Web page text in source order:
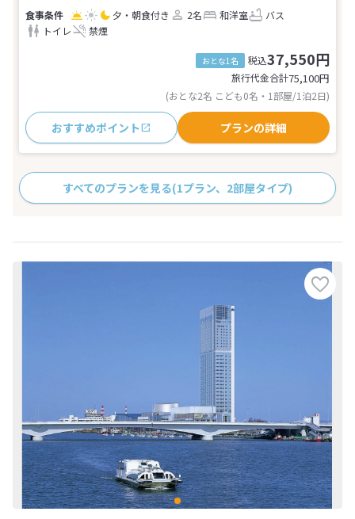
夕・朝食付き 2名 和洋室
バス
トイレ
禁煙
おとな1名 税込37,550円
旅行代金合計75,100円
(おとな2名 こども0名・1部屋/1泊2日)
おすすめポイント プランの詳細
すべてのプランを見る(1プラン、2部屋タイプ)